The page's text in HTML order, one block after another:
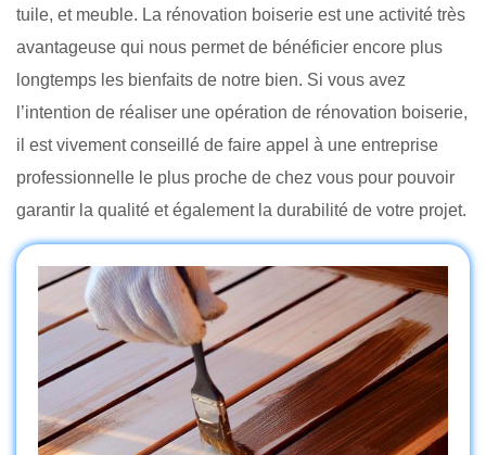
tuile, et meuble. La rénovation boiserie est une activité très
avantageuse qui nous permet de bénéficier encore plus
longtemps les bienfaits de notre bien. Si vous avez
l’intention de réaliser une opération de rénovation boiserie,
il est vivement conseillé de faire appel à une entreprise
professionnelle le plus proche de chez vous pour pouvoir
garantir la qualité et également la durabilité de votre projet.